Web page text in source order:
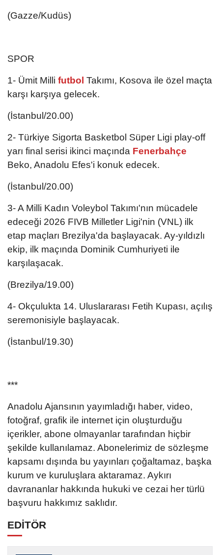
(Gazze/Kudüs)
SPOR
1- Ümit Milli futbol Takımı, Kosova ile özel maçta
karşı karşıya gelecek.
(İstanbul/20.00)
2- Türkiye Sigorta Basketbol Süper Ligi play-off
yarı final serisi ikinci maçında Fenerbahçe
Beko, Anadolu Efes'i konuk edecek.
(İstanbul/20.00)
3- A Milli Kadın Voleybol Takımı'nın mücadele
edeceği 2026 FIVB Milletler Ligi'nin (VNL) ilk
etap maçları Brezilya'da başlayacak. Ay-yıldızlı
ekip, ilk maçında Dominik Cumhuriyeti ile
karşılaşacak.
(Brezilya/19.00)
4- Okçulukta 14. Uluslararası Fetih Kupası, açılış
seremonisiyle başlayacak.
(İstanbul/19.30)
***
Anadolu Ajansının yayımladığı haber, video,
fotoğraf, grafik ile internet için oluşturduğu
içerikler, abone olmayanlar tarafından hiçbir
şekilde kullanılamaz. Abonelerimiz de sözleşme
kapsamı dışında bu yayınları çoğaltamaz, başka
kurum ve kuruluşlara aktaramaz. Aykırı
davrananlar hakkında hukuki ve cezai her türlü
başvuru hakkımız saklıdır.
EDİTÖR